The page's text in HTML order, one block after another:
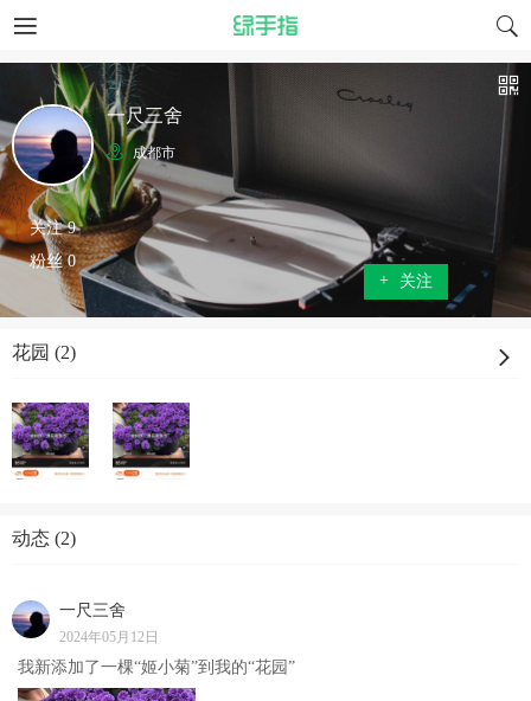
关注 9
粉丝 0
一尺三舍
成都市
+ 关注
花园 (2)
动态 (2)
一尺三舍
2024年05月12日
我新添加了一棵“姬小菊”到我的“花园”